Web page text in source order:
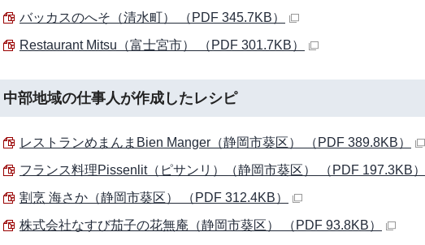
バッカスのへそ（清水町） （PDF 345.7KB）
Restaurant Mitsu（富士宮市） （PDF 301.7KB）
中部地域の仕事人が作成したレシピ
レストランめまんまBien Manger（静岡市葵区） （PDF 389.8KB）
フランス料理Pissenlit（ピサンリ）（静岡市葵区） （PDF 197.3KB）
割烹 海さか（静岡市葵区） （PDF 312.4KB）
株式会社なすび茄子の花無庵（静岡市葵区） （PDF 93.8KB）